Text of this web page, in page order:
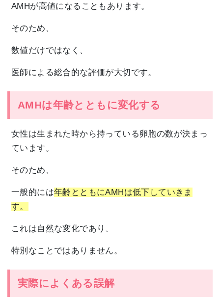
AMHが高値になることもあります。
そのため、
数値だけではなく、
医師による総合的な評価が大切です。
AMHは年齢とともに変化する
女性は生まれた時から持っている卵胞の数が決まっ
ています。
そのため、
一般的には年齢とともにAMHは低下していきま
す。
これは自然な変化であり、
特別なことではありません。
実際によくある誤解